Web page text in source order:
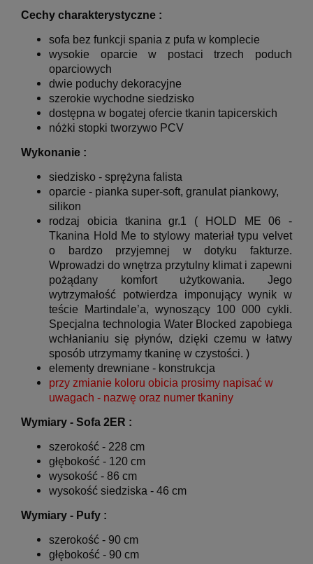
Cechy charakterystyczne :
sofa bez funkcji spania z pufa w komplecie
wysokie oparcie w postaci trzech poduch
oparciowych
dwie poduchy dekoracyjne
szerokie wychodne siedzisko
dostępna w bogatej ofercie tkanin tapicerskich
nóżki stopki tworzywo PCV
Wykonanie :
siedzisko - sprężyna falista
oparcie - pianka super-soft, granulat piankowy,
silikon
rodzaj obicia tkanina gr.1 ( HOLD ME 06 -
Tkanina Hold Me to stylowy materiał typu velvet
o bardzo przyjemnej w dotyku fakturze.
Wprowadzi do wnętrza przytulny klimat i zapewni
pożądany komfort użytkowania. Jego
wytrzymałość potwierdza imponujący wynik w
teście Martindale’a, wynoszący 100 000 cykli.
Specjalna technologia Water Blocked zapobiega
wchłanianiu się płynów, dzięki czemu w łatwy
sposób utrzymamy tkaninę w czystości. )
elementy drewniane - konstrukcja
przy zmianie koloru obicia prosimy napisać w
uwagach - nazwę oraz numer tkaniny
Wymiary - Sofa 2ER :
szerokość - 228 cm
głębokość - 120 cm
wysokość - 86 cm
wysokość siedziska - 46 cm
Wymiary - Pufy :
szerokość - 90 cm
głębokość - 90 cm